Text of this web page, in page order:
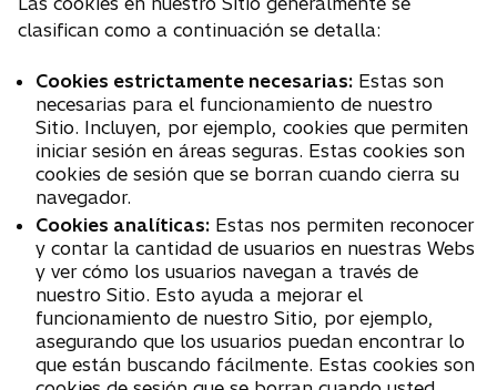
clasifican como a continuación se detalla:
Cookies estrictamente necesarias: Estas son
necesarias para el funcionamiento de nuestro
Sitio. Incluyen, por ejemplo, cookies que permiten
iniciar sesión en áreas seguras. Estas cookies son
cookies de sesión que se borran cuando cierra su
navegador.
Cookies analíticas: Estas nos permiten reconocer
y contar la cantidad de usuarios en nuestras Webs
y ver cómo los usuarios navegan a través de
nuestro Sitio. Esto ayuda a mejorar el
funcionamiento de nuestro Sitio, por ejemplo,
asegurando que los usuarios puedan encontrar lo
que están buscando fácilmente. Estas cookies son